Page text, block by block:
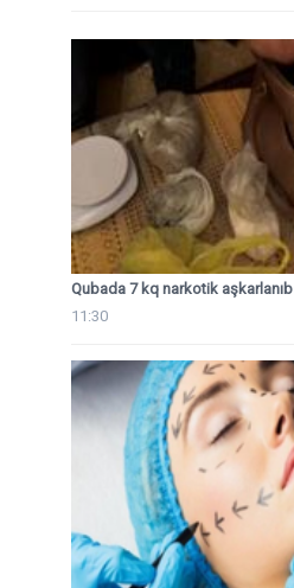
Qubada 7 kq narkotik aşkarlanıb
11:30